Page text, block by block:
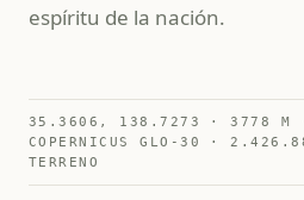
espíritu de la nación.
35.3606, 138.7273 · 3778 M ·
COPERNICUS GLO-30 ·
TERRENO